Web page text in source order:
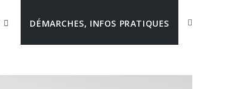
DÉMARCHES, INFOS PRATIQUES